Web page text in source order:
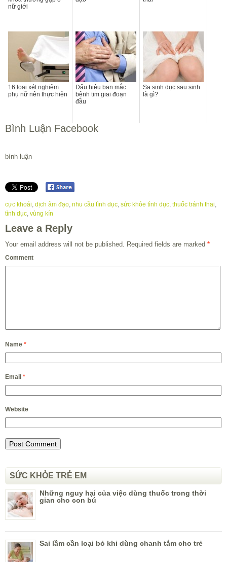
nữ giới
16 loại xét nghiệm
phụ nữ nên thực hiện
Dấu hiệu bạn mắc
bệnh tim giai đoạn
đầu
Sa sinh dục sau sinh
là gì?
Bình Luận Facebook
bình luận
cực khoái, dịch âm đạo, nhu cầu tình dục, sức khỏe tình dục, thuốc tránh thai,
tình dục, vùng kín
Leave a Reply
Your email address will not be published. Required fields are marked *
Comment
Name *
Email *
Website
SỨC KHỎE TRẺ EM
Những nguy hại của việc dùng thuốc trong thời
gian cho con bú
Sai lầm cần loại bỏ khi dùng chanh tắm cho trẻ